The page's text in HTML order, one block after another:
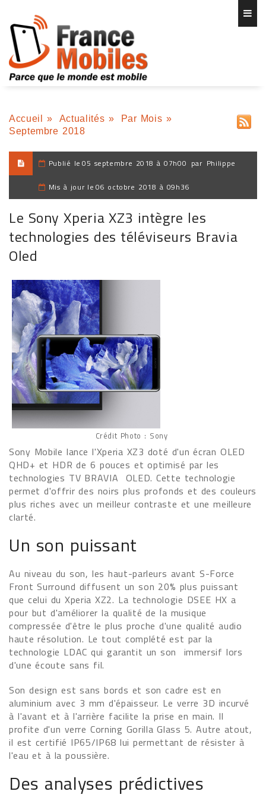
Accueil » Actualités » Par Mois »
Septembre 2018
Publié le 05 septembre 2018 à 07h00 par Philippe
Mis à jour le 06 octobre 2018 à 09h36
Le Sony Xperia XZ3 intègre les
technologies des téléviseurs Bravia
Oled
Crédit Photo : Sony
Sony Mobile lance l'Xperia XZ3 doté d'un écran OLED
QHD+ et HDR de 6 pouces et optimisé par les
technologies TV BRAVIA OLED. Cette technologie
permet d'offrir des noirs plus profonds et des couleurs
plus riches avec un meilleur contraste et une meilleure
clarté.
Un son puissant
Au niveau du son, les haut-parleurs avant S-Force
Front Surround diffusent un son 20% plus puissant
que celui du Xperia XZ2. La technologie DSEE HX a
pour but d'améliorer la qualité de la musique
compressée d'être le plus proche d'une qualité audio
haute résolution. Le tout complété est par la
technologie LDAC qui garantit un son immersif lors
d'une écoute sans fil.
Son design est sans bords et son cadre est en
aluminium avec 3 mm d'épaisseur. Le verre 3D incurvé
à l'avant et à l'arrière facilite la prise en main. Il
profite d'un verre Corning Gorilla Glass 5. Autre atout,
il est certifié IP65/IP68 lui permettant de résister à
l'eau et à la poussière.
Des analyses prédictives